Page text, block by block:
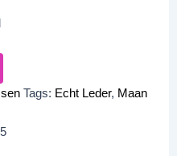
Tags: Echt Leder, Maan